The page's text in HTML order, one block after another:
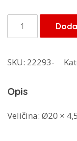
je:
Blaumann
tava
cm
3190
količina
SKU: 22293-
Opis
Veličina: Ø20 ×